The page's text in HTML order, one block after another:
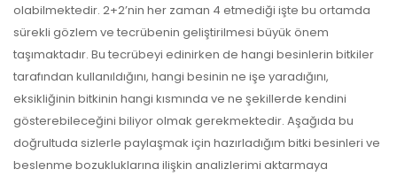
olabilmektedir. 2+2’nin her zaman 4 etmediği işte bu ortamda
sürekli gözlem ve tecrübenin geliştirilmesi büyük önem
taşımaktadır. Bu tecrübeyi edinirken de hangi besinlerin bitkiler
tarafından kullanıldığını, hangi besinin ne işe yaradığını,
eksikliğinin bitkinin hangi kısmında ve ne şekillerde kendini
gösterebileceğini biliyor olmak gerekmektedir. Aşağıda bu
doğrultuda sizlerle paylaşmak için hazırladığım bitki besinleri ve
beslenme bozukluklarına ilişkin analizlerimi aktarmaya